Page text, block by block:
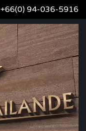
+66(0) 94-036-5916